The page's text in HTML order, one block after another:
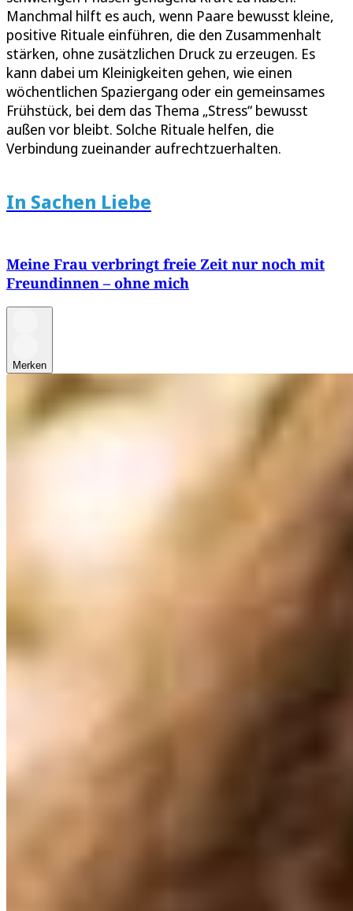
Manchmal hilft es auch, wenn Paare bewusst kleine,
positive Rituale einführen, die den Zusammenhalt
stärken, ohne zusätzlichen Druck zu erzeugen. Es
kann dabei um Kleinigkeiten gehen, wie einen
wöchentlichen Spaziergang oder ein gemeinsames
Frühstück, bei dem das Thema „Stress“ bewusst
außen vor bleibt. Solche Rituale helfen, die
Verbindung zueinander aufrechtzuerhalten.
In Sachen Liebe
Meine Frau verbringt freie Zeit nur noch mit
Freundinnen – ohne mich
Merken